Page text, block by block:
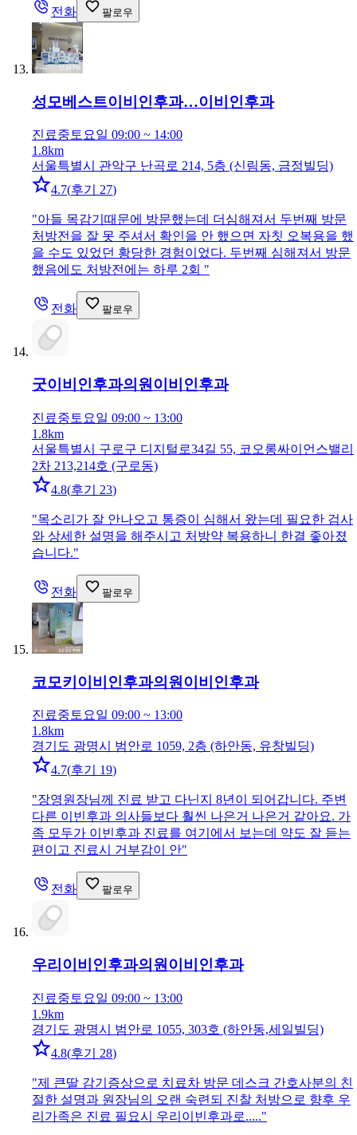
전화 팔로우
성모베스트이비인후과…이비인후과
진료중 토요일 09:00 ~ 14:00
1.8km
서울특별시 관악구 난곡로 214, 5층 (신림동, 금정빌딩)
4.7(후기 27)
"아들 목감기때문에 방문했는데 더심해져서 두번째 방문
처방전을 잘 못 주셔서 확인을 안 했으면 자칫 오복용을 했
을 수도 있었던 황당한 경험이었다. 두번째 심해져서 방문
했음에도 처방전에는 하루 2회 "
전화 팔로우
굿이비인후과의원 이비인후과
진료중 토요일 09:00 ~ 13:00
1.8km
서울특별시 구로구 디지털로34길 55, 코오롱싸이언스밸리
2차 213,214호 (구로동)
4.8(후기 23)
"목소리가 잘 안나오고 통증이 심해서 왔는데 필요한 검사
와 상세한 설명을 해주시고 처방약 복용하니 한결 좋아졌
습니다."
전화 팔로우
코모키이비인후과의원 이비인후과
진료중 토요일 09:00 ~ 13:00
1.8km
경기도 광명시 범안로 1059, 2층 (하안동, 유창빌딩)
4.7(후기 19)
"장영원장님께 진료 받고 다닌지 8년이 되어갑니다. 주변
다른 이빈후과 의사들보다 훨씬 나은거 나은거 같아요. 가
족 모두가 이빈후과 진료를 여기에서 보는데 약도 잘 듣는
편이고 진료시 거부감이 안"
전화 팔로우
우리이비인후과의원 이비인후과
진료중 토요일 09:00 ~ 13:00
1.9km
경기도 광명시 범안로 1055, 303호 (하안동,세일빌딩)
4.8(후기 28)
"제 큰딸 감기증상으로 치료차 방문 데스크 간호사분의 친
절한 설명과 원장님의 오랜 숙련되 진찰 처방으로 향후 우
리가족은 진료 필요시 우리이빈후과로....."